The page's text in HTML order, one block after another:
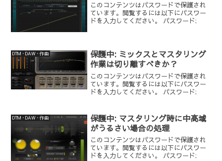
このコンテンツはパスワードで保護され
ています。閲覧するには以下にパスワー
ドを入力してください。 パスワード:
DTM・DAW・作曲
保護中: ミックスとマスタリング
作業は切り離すべきか？
このコンテンツはパスワードで保護され
ています。閲覧するには以下にパスワー
ドを入力してください。 パスワード:
DTM・DAW・作曲
保護中: マスタリング時に中高域
がうるさい場合の処理
このコンテンツはパスワードで保護され
ています。閲覧するには以下にパスワー
ドを入力してください。 パスワード: